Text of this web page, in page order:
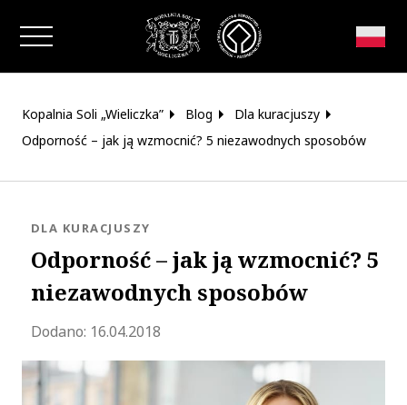
Zamknij okno
Kopalnia Soli „Wieliczka” Blog
Dla kuracjuszy
Odporność – jak ją wzmocnić? 5 niezawodnych sposobów
Odporność – jak ją wzmocnić? 5
niezawodnych sposobów
KATEGORIA:
DLA KURACJUSZY
Dodano: 16.04.2018Zaktualizowano 2023-06-16 13:01:20